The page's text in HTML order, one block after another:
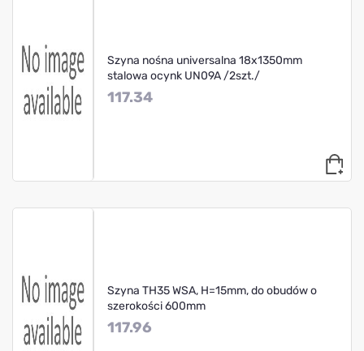
Szyna nośna universalna 18x1350mm
stalowa ocynk UN09A /2szt./
117.34
Szyna TH35 WSA, H=15mm, do obudów o
szerokości 600mm
117.96